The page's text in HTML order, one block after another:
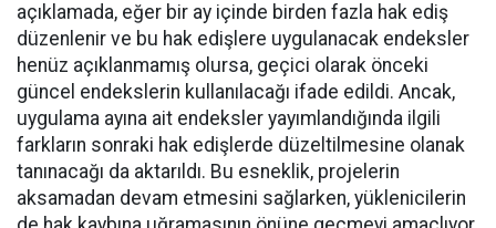
açıklamada, eğer bir ay içinde birden fazla hak ediş
düzenlenir ve bu hak edişlere uygulanacak endeksler
henüz açıklanmamış olursa, geçici olarak önceki
güncel endekslerin kullanılacağı ifade edildi. Ancak,
uygulama ayına ait endeksler yayımlandığında ilgili
farkların sonraki hak edişlerde düzeltilmesine olanak
tanınacağı da aktarıldı. Bu esneklik, projelerin
aksamadan devam etmesini sağlarken, yüklenicilerin